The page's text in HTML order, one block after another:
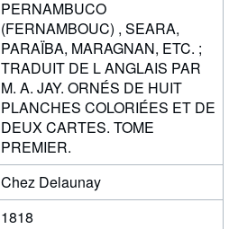
PERNAMBUCO
(FERNAMBOUC) , SEARA,
PARAÏBA, MARAGNAN, ETC. ;
TRADUIT DE L ANGLAIS PAR
M. A. JAY. ORNÉS DE HUIT
PLANCHES COLORIÉES ET DE
DEUX CARTES. TOME
PREMIER.
Chez Delaunay
1818